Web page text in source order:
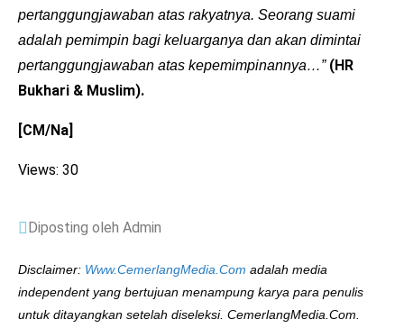
pertanggungjawaban atas rakyatnya. Seorang suami
adalah pemimpin bagi keluarganya dan akan dimintai
pertanggungjawaban atas kepemimpinannya…” (HR
Bukhari & Muslim).
[CM/Na]
Views: 30
Diposting oleh Admin
Disclaimer: Www.CemerlangMedia.Com adalah media
independent yang bertujuan menampung karya para penulis
untuk ditayangkan setelah diseleksi. CemerlangMedia.Com.